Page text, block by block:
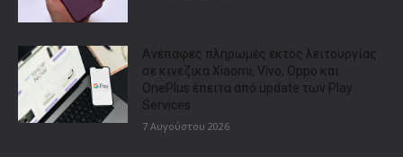
Ανέπαφες πληρωμές εκτός λειτουργίας
σε κινεζικά Xiaomi, Vivo, Oppo και
OnePlus έπειτα από update των Play
Services
7 Αυγούστου 2026